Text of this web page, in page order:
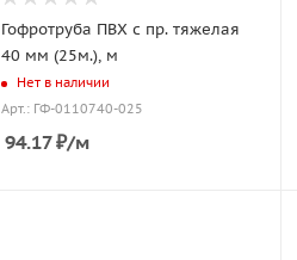
Гофротруба ПВХ с пр. тяжелая
40 мм (25м.), м
Нет в наличии
Арт.: ГФ-0110740-025
94.17₽/м